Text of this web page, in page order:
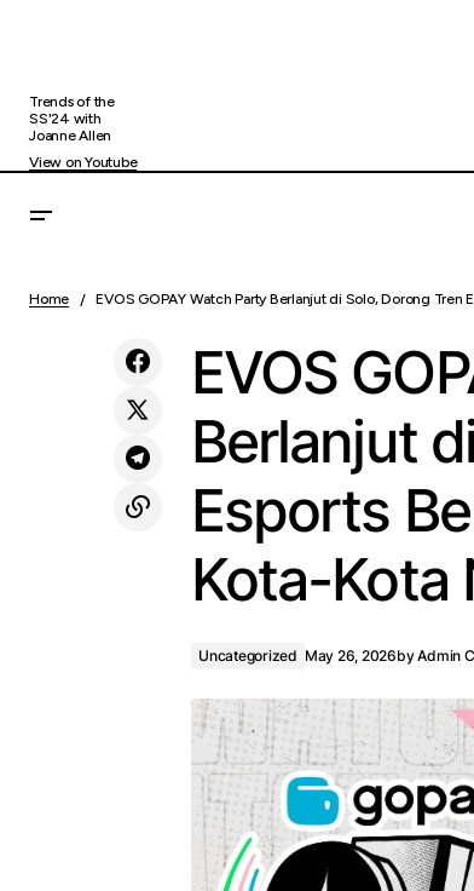
Trends of the
SS'24 with
Joanne Allen
View on Youtube
di Pasar Global
Home EVOS GOPAY Watch Party Berlanjut di Solo, Dorong Tren
EVOS
Berlanjut
Esports
Kota-Kota
Uncategorized May 26, 2026byAdmin